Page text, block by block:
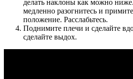
делать наклоны как можно
медленно разогнитесь и
положение. Расслабьтесь.
Поднимите плечи и сделайте
сделайте выдох.